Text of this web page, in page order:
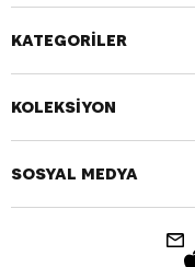
KATEGORİLER
KOLEKSİYON
SOSYAL MEDYA